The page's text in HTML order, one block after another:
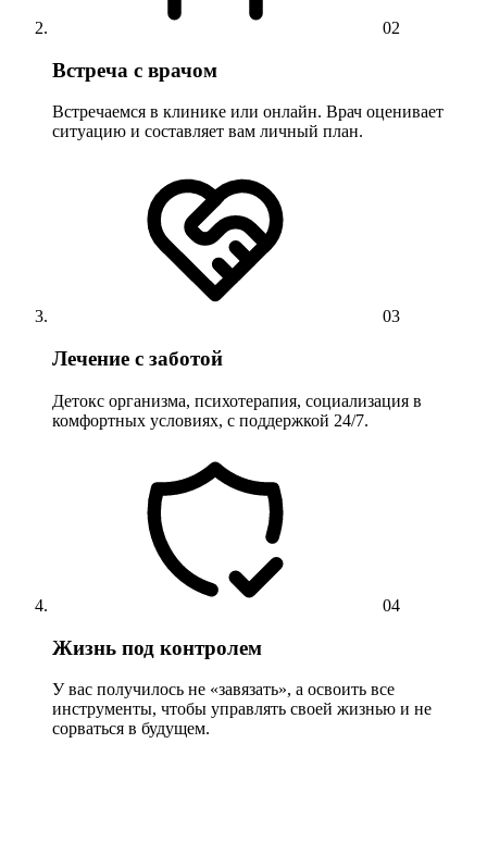
02
Встреча с врачом
Встречаемся в клинике или онлайн. Врач оценивает
ситуацию и составляет вам личный план.
03
Лечение с заботой
Детокс организма, психотерапия, социализация в
комфортных условиях, с поддержкой 24/7.
04
Жизнь под контролем
У вас получилось не «завязать», а освоить все
инструменты, чтобы управлять своей жизнью и не
сорваться в будущем.